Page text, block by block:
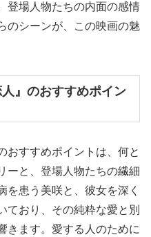
登場人物たちの内面の感情
のシーンが、この映画の魅
』のおすすめポイン
おすすめポイントは、何と
ーと、登場人物たちの繊細
を患う美咲と、彼女を深く
ており、その純粋な愛と別
きます。愛する人のために